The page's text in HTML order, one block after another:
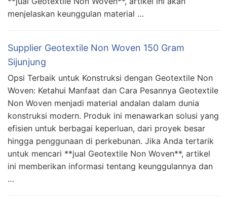
menjelaskan keunggulan material …
Supplier Geotextile Non Woven 150 Gram
Sijunjung
Opsi Terbaik untuk Konstruksi dengan Geotextile Non
Woven: Ketahui Manfaat dan Cara Pesannya Geotextile
Non Woven menjadi material andalan dalam dunia
konstruksi modern. Produk ini menawarkan solusi yang
efisien untuk berbagai keperluan, dari proyek besar
hingga penggunaan di perkebunan. Jika Anda tertarik
untuk mencari **jual Geotextile Non Woven**, artikel
ini memberikan informasi tentang keunggulannya dan
…